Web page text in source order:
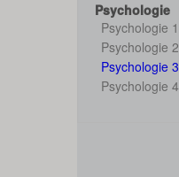
Psychologie
Psychologie 1
Psychologie 2
Psychologie 3
Psychologie 4